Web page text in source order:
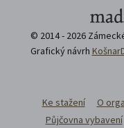
© 2014 - 2026
Grafický návrh
Ke stažení O
Půjčovna vybavení